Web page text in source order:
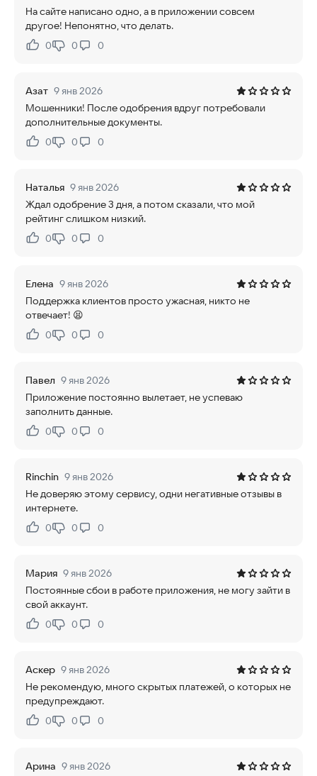
На сайте написано одно, а в приложении совсем
другое! Непонятно, что делать.
Нравится:
0Не нравится:
0 0
Азат 9 янв 2026
Мошенники! После одобрения вдруг потребовали
дополнительные документы.
Нравится:
0Не нравится:
0 0
Наталья 9 янв 2026
Ждал одобрение 3 дня, а потом сказали, что мой
рейтинг слишком низкий.
Нравится:
0Не нравится:
0 0
Елена 9 янв 2026
Поддержка клиентов просто ужасная, никто не
отвечает! 😫
Нравится:
0Не нравится:
0 0
Павел 9 янв 2026
Приложение постоянно вылетает, не успеваю
заполнить данные.
Нравится:
0Не нравится:
0 0
Rinchin 9 янв 2026
Не доверяю этому сервису, одни негативные отзывы в
интернете.
Нравится:
0Не нравится:
0 0
Мария 9 янв 2026
Постоянные сбои в работе приложения, не могу зайти в
свой аккаунт.
Нравится:
0Не нравится:
0 0
Аскер 9 янв 2026
Не рекомендую, много скрытых платежей, о которых не
предупреждают.
Нравится:
0Не нравится:
0 0
Арина 9 янв 2026